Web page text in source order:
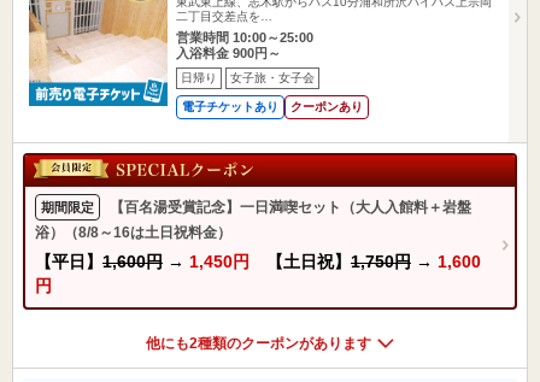
二丁目交差点を…
営業時間 10:00～25:00
入浴料金 900円～
日帰り 女子旅・女子会
電子チケットあり クーポンあり
期間限定
【百名湯受賞記念】一日満喫セット（大人入館料＋岩盤
浴）（8/8～16は土日祝料金）
【平日】 1,600円 → 1,450円 【土日祝】 1,750円 → 1,600
円
他にも2種類のクーポンがあります